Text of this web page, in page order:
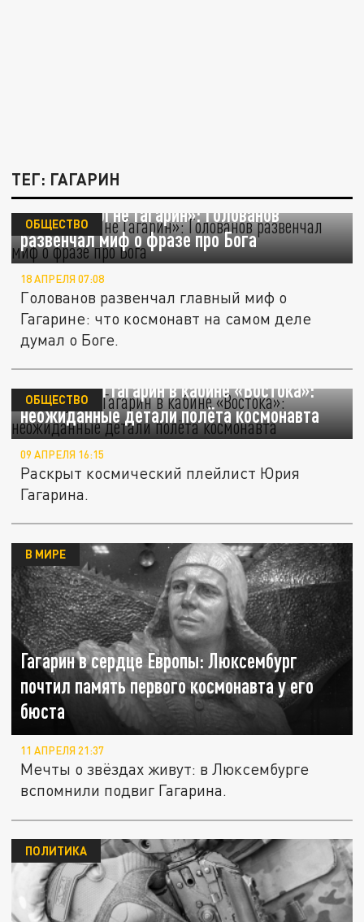
ТЕГ: ГАГАРИН
«Это сказал не Гагарин»: Голованов
развенчал миф о фразе про Бога
ОБЩЕСТВО
18 АПРЕЛЯ 07:08
Голованов развенчал главный миф о
Гагарине: что космонавт на самом деле
думал о Боге.
Что слушал Гагарин в кабине «Востока»:
неожиданные детали полёта космонавта
ОБЩЕСТВО
09 АПРЕЛЯ 16:15
Раскрыт космический плейлист Юрия
Гагарина.
Гагарин в сердце Европы: Люксембург
почтил память первого космонавта у его
бюста
В МИРЕ
11 АПРЕЛЯ 21:37
Мечты о звёздах живут: в Люксембурге
вспомнили подвиг Гагарина.
ПОЛИТИКА